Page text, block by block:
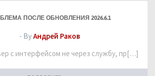
ПОСЛЕ ОБНОВЛЕНИЯ 2026.6.1
- ByАндрей Раков
с интерфейсом не через службу, пр[…]